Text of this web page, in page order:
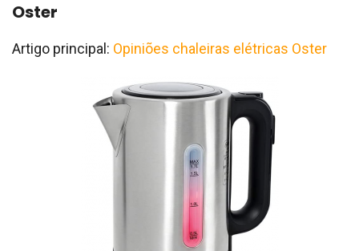
Oster
Artigo principal: Opiniões chaleiras elétricas Oster